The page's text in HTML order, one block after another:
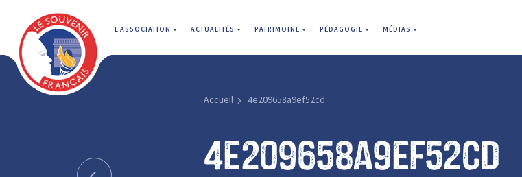
L'ASSOCIATION ACTUALITÉS PATRIMOINE PÉDAGOGIE MÉDIAS
Accueil 4e209658a9ef52cd
4e209658a9ef52cd